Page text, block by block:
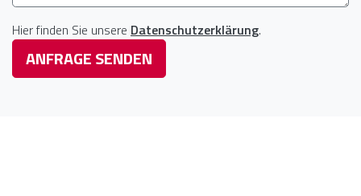
Hier finden Sie unsere Datenschutzerklärung.
ANFRAGE SENDEN